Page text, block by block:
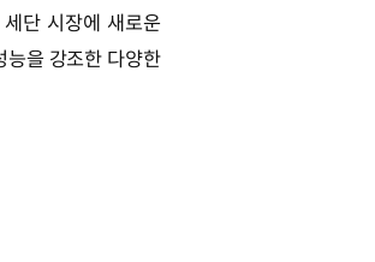
단 시장에 새로운
능을 강조한 다양한